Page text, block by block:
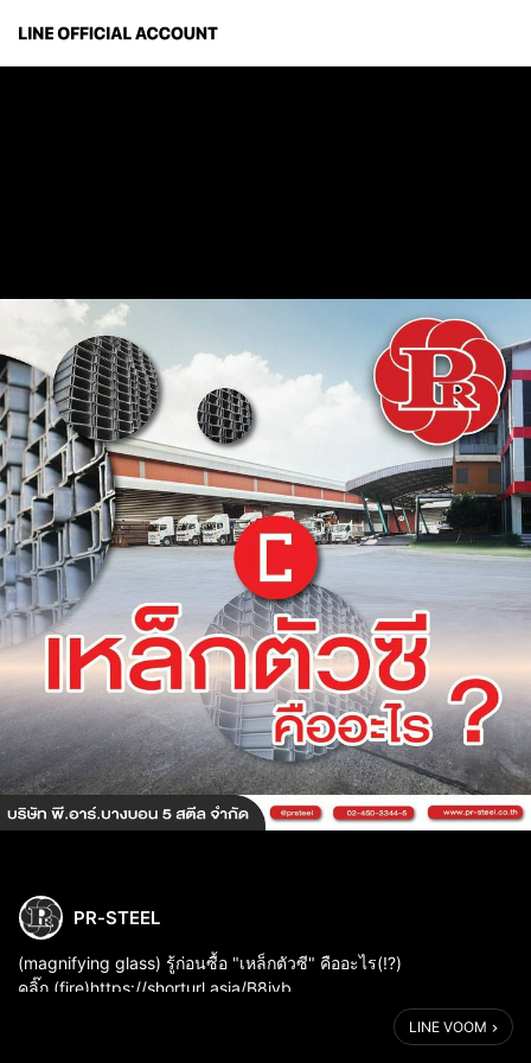
PR-STEEL
(magnifying glass) รู้ก่อนซื้อ "เหล็กตัวซี" คืออะไร(!?)
คลิ๊ก (fire)https://shorturl.asia/B8ivb
ดูสเปคเหล็ก และทำความรู้จัก (P)(R) ให้มากขึ้น ได้ที่ www.pr-
LINE VOOM